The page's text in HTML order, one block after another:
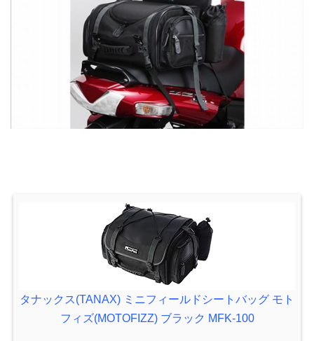
タナックス(TANAX) ミニフィールドシートバッグ モト
フィズ(MOTOFIZZ) ブラック MFK-100